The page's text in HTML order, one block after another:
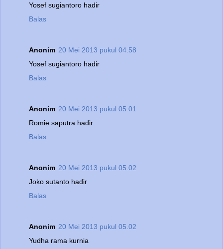
Yosef sugiantoro hadir
Balas
Anonim 20 Mei 2013 pukul 04.58
Yosef sugiantoro hadir
Balas
Anonim 20 Mei 2013 pukul 05.01
Romie saputra hadir
Balas
Anonim 20 Mei 2013 pukul 05.02
Joko sutanto hadir
Balas
Anonim 20 Mei 2013 pukul 05.02
Yudha rama kurnia